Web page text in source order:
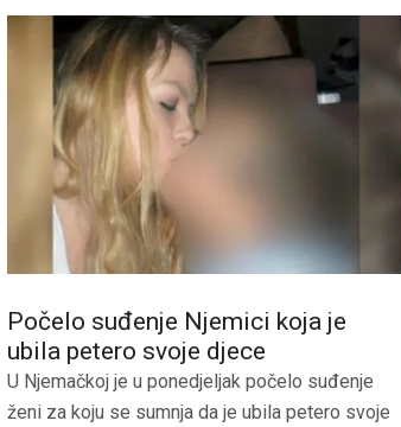
Počelo suđenje Njemici koja je
ubila petero svoje djece
U Njemačkoj je u ponedjeljak počelo suđenje
ženi za koju se sumnja da je ubila petero svoje